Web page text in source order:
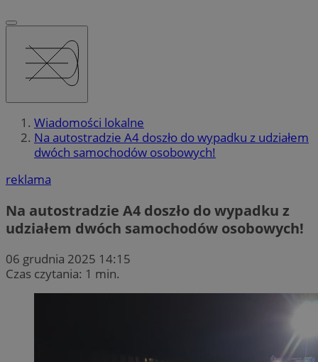
Wiadomości lokalne
Na autostradzie A4 doszło do wypadku z udziałem
dwóch samochodów osobowych!
reklama
Na autostradzie A4 doszło do wypadku z
udziałem dwóch samochodów osobowych!
06 grudnia 2025 14:15
Czas czytania: 1 min.